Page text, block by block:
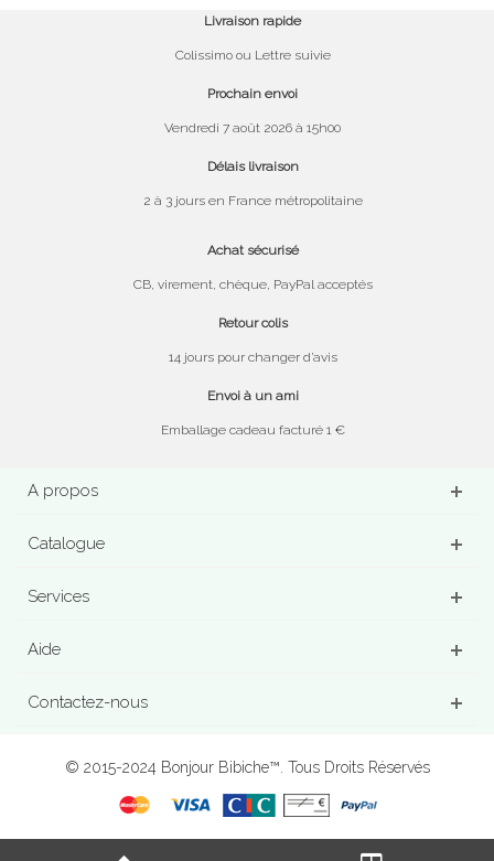
Livraison rapide
Colissimo ou Lettre suivie
Prochain envoi
Vendredi 7 août 2026 à 15h00
Délais livraison
2 à 3 jours en France métropolitaine
Achat sécurisé
CB, virement, chèque, PayPal acceptés
Retour colis
14 jours pour changer d’avis
Envoi à un ami
Emballage cadeau facturé 1 €
A propos
Catalogue
Services
Aide
Contactez-nous
© 2015-2024 Bonjour Bibiche™. Tous Droits Réservés